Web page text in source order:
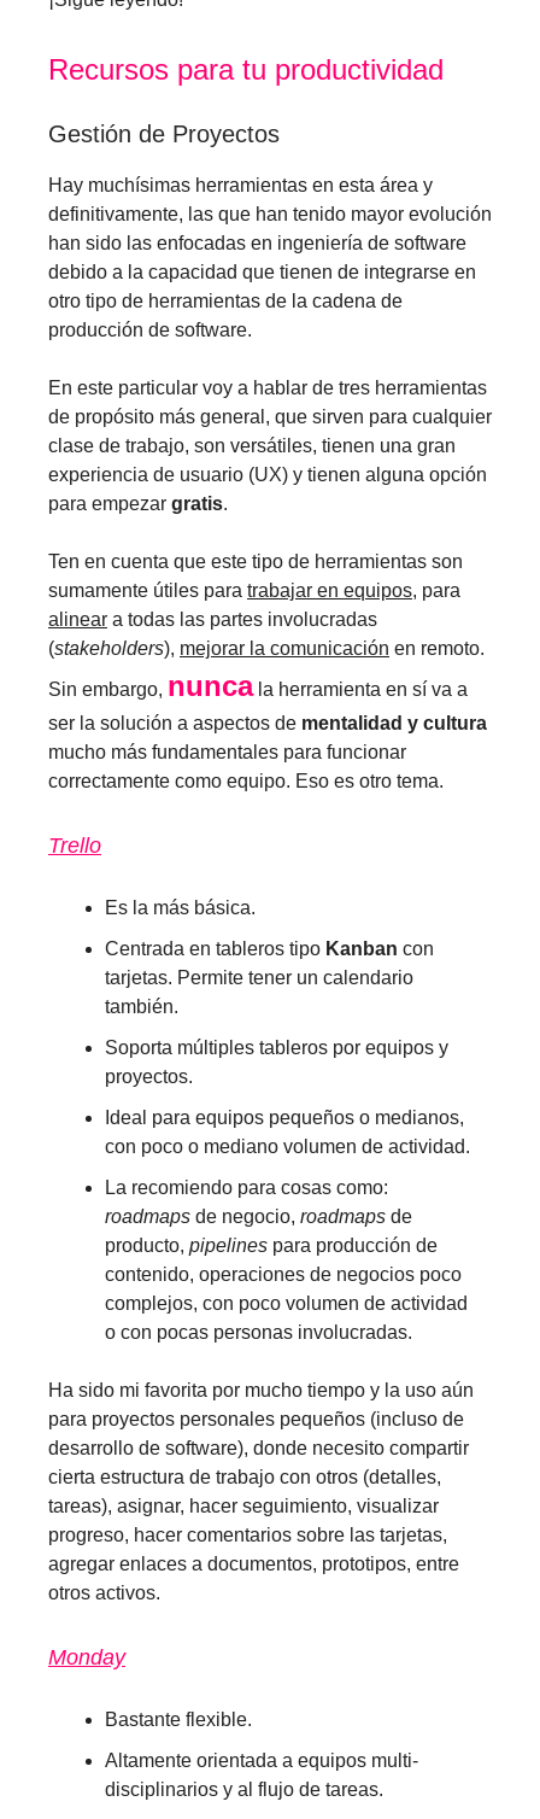
Recursos para tu productividad
Gestión de Proyectos
Hay muchísimas herramientas en esta área y
definitivamente, las que han tenido mayor evolución
han sido las enfocadas en ingeniería de software
debido a la capacidad que tienen de integrarse en
otro tipo de herramientas de la cadena de
producción de software.
En este particular voy a hablar de tres herramientas
de propósito más general, que sirven para cualquier
clase de trabajo, son versátiles, tienen una gran
experiencia de usuario (UX) y tienen alguna opción
para empezar gratis.
Ten en cuenta que este tipo de herramientas son
sumamente útiles para trabajar en equipos, para
alinear a todas las partes involucradas
(stakeholders), mejorar la comunicación en remoto.
Sin embargo, nuncala herramienta en sí va a
ser la solución a aspectos de mentalidad y cultura
mucho más fundamentales para funcionar
correctamente como equipo. Eso es otro tema.
Trello
Es la más básica.
Centrada en tableros tipo Kanban con
tarjetas. Permite tener un calendario
también.
Soporta múltiples tableros por equipos y
proyectos.
Ideal para equipos pequeños o medianos,
con poco o mediano volumen de actividad.
La recomiendo para cosas como:
roadmaps de negocio, roadmaps de
producto, pipelines para producción de
contenido, operaciones de negocios poco
complejos, con poco volumen de actividad
o con pocas personas involucradas.
Ha sido mi favorita por mucho tiempo y la uso aún
para proyectos personales pequeños (incluso de
desarrollo de software), donde necesito compartir
cierta estructura de trabajo con otros (detalles,
tareas), asignar, hacer seguimiento, visualizar
progreso, hacer comentarios sobre las tarjetas,
agregar enlaces a documentos, prototipos, entre
otros activos.
Monday
Bastante flexible.
Altamente orientada a equipos multi-
disciplinarios y al flujo de tareas.